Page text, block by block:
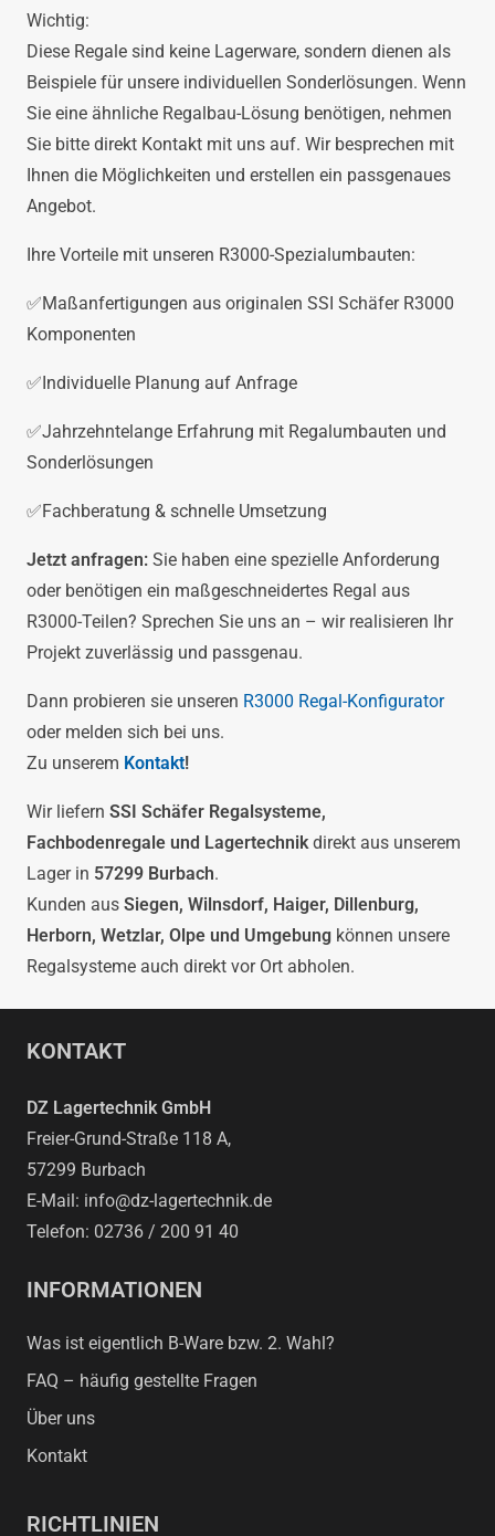
Wichtig:
Diese Regale sind keine Lagerware, sondern dienen als
Beispiele für unsere individuellen Sonderlösungen. Wenn
Sie eine ähnliche Regalbau-Lösung benötigen, nehmen
Sie bitte direkt Kontakt mit uns auf. Wir besprechen mit
Ihnen die Möglichkeiten und erstellen ein passgenaues
Angebot.
Ihre Vorteile mit unseren R3000-Spezialumbauten:
✅Maßanfertigungen aus originalen SSI Schäfer R3000
Komponenten
✅Individuelle Planung auf Anfrage
✅Jahrzehntelange Erfahrung mit Regalumbauten und
Sonderlösungen
✅Fachberatung & schnelle Umsetzung
Jetzt anfragen: Sie haben eine spezielle Anforderung
oder benötigen ein maßgeschneidertes Regal aus
R3000-Teilen? Sprechen Sie uns an – wir realisieren Ihr
Projekt zuverlässig und passgenau.
Dann probieren sie unseren R3000 Regal-Konfigurator
oder melden sich bei uns.
Zu unserem Kontakt!
Wir liefern SSI Schäfer Regalsysteme,
Fachbodenregale und Lagertechnikdirekt aus unserem
Lager in 57299 Burbach.
Kunden aus Siegen, Wilnsdorf, Haiger, Dillenburg,
Herborn, Wetzlar, Olpe und Umgebung können unsere
Regalsysteme auch direkt vor Ort abholen.
KONTAKT
DZ Lagertechnik GmbH
Freier-Grund-Straße 118 A,
57299 Burbach
E-Mail: info@dz-lagertechnik.de
Telefon: 02736 / 200 91 40
INFORMATIONEN
Was ist eigentlich B-Ware bzw. 2. Wahl?
FAQ – häufig gestellte Fragen
Über uns
Kontakt
RICHTLINIEN